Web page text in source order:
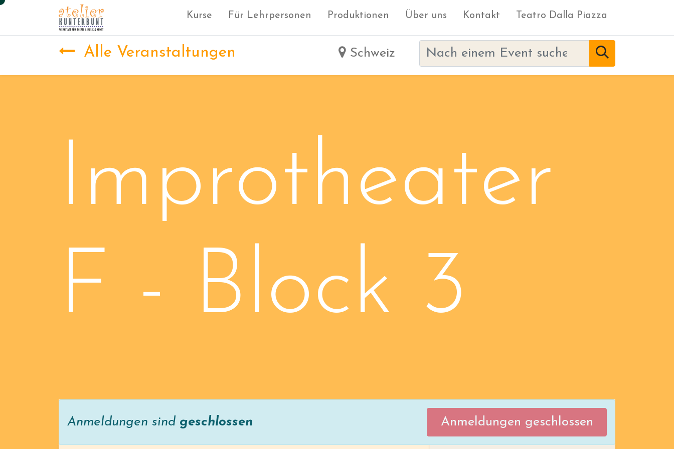
Kurse Für Lehrpersonen Produktionen Über uns Kontakt Teatro Dalla Piazza
Alle Veranstaltungen Schweiz
Improtheater
F - Block 3
Anmeldungen sind geschlossen Anmeldungen geschlossen